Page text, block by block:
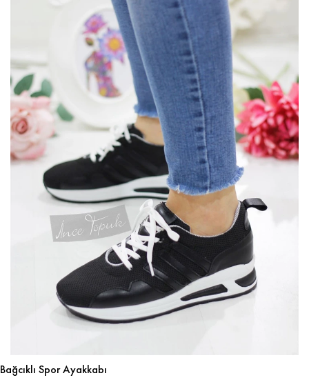
Bağcıklı Spor Ayakkabı